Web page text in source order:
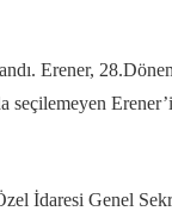
Erener,
seçilemeyen
İdaresi Genel